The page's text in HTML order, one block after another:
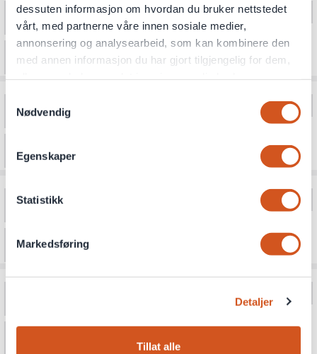
dessuten informasjon om hvordan du bruker nettstedet
vårt, med partnerne våre innen sosiale medier,
annonsering og analysearbeid, som kan kombinere den
med annen informasjon du har gjort tilgjengelig for dem,
Nødvendig
Egenskaper
Statistikk
Markedsføring
Detaljer
Tillat alle